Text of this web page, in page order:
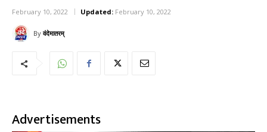
February 10, 2022 Updated: February 10, 2022
By वंदेमातरम्
Advertisements